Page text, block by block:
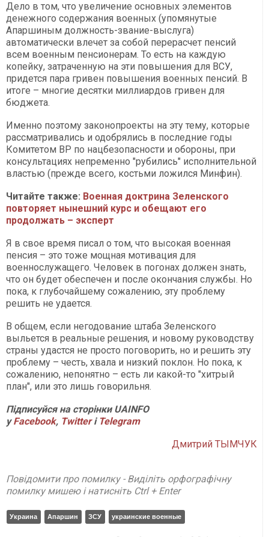
Дело в том, что увеличение основных элементов
денежного содержания военных (упомянутые
Апаршиным должность-звание-выслуга)
автоматически влечет за собой перерасчет пенсий
всем военным пенсионерам. То есть на каждую
копейку, затраченную на эти повышения для ВСУ,
придется пара гривен повышения военных пенсий. В
итоге – многие десятки миллиардов гривен для
бюджета.
Именно поэтому законопроекты на эту тему, которые
рассматривались и одобрялись в последние годы
Комитетом ВР по нацбезопасности и обороны, при
консультациях непременно "рубились" исполнительной
властью (прежде всего, костьми ложился Минфин).
Читайте также: Военная доктрина Зеленского
повторяет нынешний курс и обещают его
продолжать – эксперт
Я в свое время писал о том, что высокая военная
пенсия – это тоже мощная мотивация для
военнослужащего. Человек в погонах должен знать,
что он будет обеспечен и после окончания службы. Но
пока, к глубочайшему сожалению, эту проблему
решить не удается.
В общем, если негодование штаба Зеленского
выльется в реальные решения, и новому руководству
страны удастся не просто поговорить, но и решить эту
проблему – честь, хвала и низкий поклон. Но пока, к
сожалению, непонятно – есть ли какой-то "хитрый
план", или это лишь говорильня.
Підписуйся на сторінки UAINFO
уFacebook, Twitter і Telegram
Дмитрий ТЫМЧУК
Повідомити про помилку - Виділіть орфографічну
помилку мишею і натисніть Ctrl + Enter
Украина Апаршин ЗСУ украинские военные